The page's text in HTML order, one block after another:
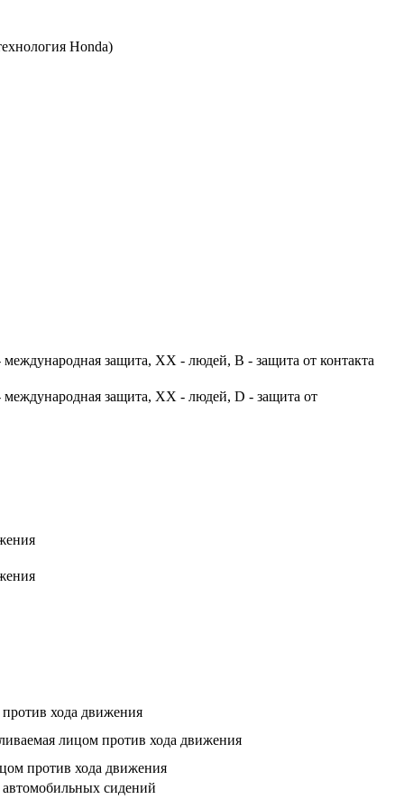
Honda)
защита, XX - людей, B - защита от контакта
защита, XX - людей, D - защита от
против хода движения
лицом против хода движения
против хода движения
автомобильных сидений